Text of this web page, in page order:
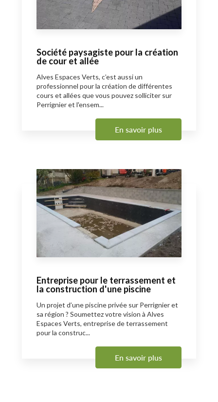
Société paysagiste pour la création
de cour et allée
Alves Espaces Verts, c’est aussi un
professionnel pour la création de différentes
cours et allées que vous pouvez solliciter sur
Perrignier et l'ensem...
En savoir plus
Entreprise pour le terrassement et
la construction d'une piscine
Un projet d’une piscine privée sur Perrignier et
sa région ? Soumettez votre vision à Alves
Espaces Verts, entreprise de terrassement
pour la construc...
En savoir plus